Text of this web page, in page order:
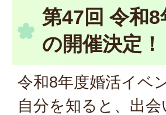
第47回 令和
の開催決定
令和8年度婚活イベ
自分を知ると、出